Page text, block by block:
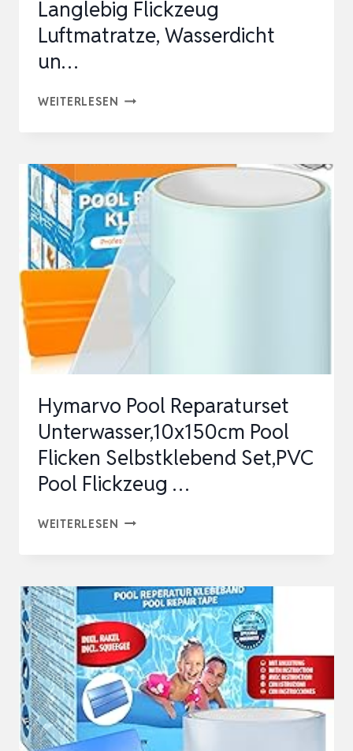
Langlebig Flickzeug
Luftmatratze, Wasserdicht
un…
WEITERLESEN POOL
FLICKEN,
TRANSPARENT
UND
LANGLEBIG
FLICKZEUG
LUFTMATRATZE,
WASSERDICHT
Hymarvo Pool Reparaturset
Unterwasser,10x150cm Pool
Flicken Selbstklebend Set,PVC
Pool Flickzeug …
WEITERLESEN HYMARVO
UNTERWASSER,10X150CM
POOL
FLICKEN
SELBSTKLEBEND
SET,PVC
POOL
FLICKZEUG